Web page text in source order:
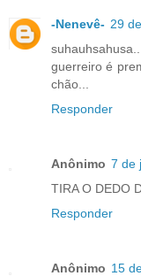
-Nenevê- 29
guerreiro é
chão...
Responder
Anônimo 7 de
TIRA O DEDO
Responder
Anônimo 15